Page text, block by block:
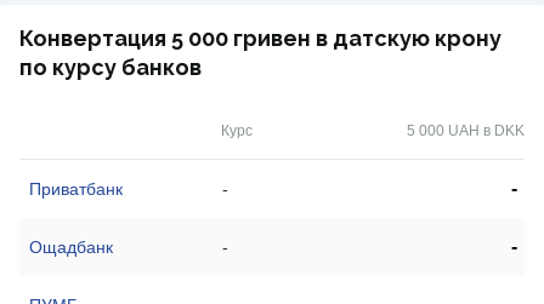
Конвертация 5 000 гривен в датскую крону
по курсу банков
Курс 5 000 UAH в DKK
Приватбанк - -
Ощадбанк - -